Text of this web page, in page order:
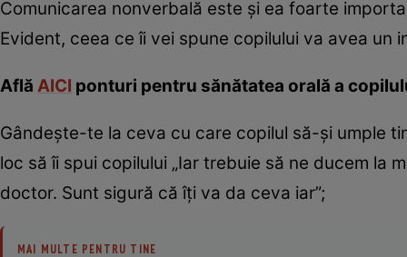
Comunicarea nonverbală este şi ea foarte
Evident, ceea ce îi vei spune copilului va avea
Află AICI ponturi pentru sănătatea orală a
Gândeşte-te la ceva cu care copilul să-şi umple
loc să îi spui copilului „Iar trebuie să ne ducem la
doctor. Sunt sigură că îţi va da ceva iar”;
MAI MULTE PENTRU TINE